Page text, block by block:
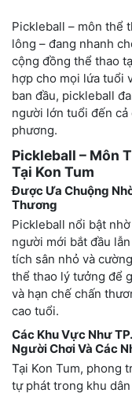
Pickleball – môn thể
lông – đang nhanh
cộng đồng thể thao
hợp cho mọi lứa tuổi
ban đầu, pickleball
người lớn tuổi đến cả
phương.
Pickleball – Môn
Tại Kon Tum
Được Ưa Chuộng
Thương
Pickleball nổi bật
người mới bắt đầu
tích sân nhỏ và
thể thao lý tưởng để
và hạn chế chấn
cao tuổi.
Các Khu Vực Như
Người Chơi Và Các
Tại Kon Tum, phong
tự phát trong khu